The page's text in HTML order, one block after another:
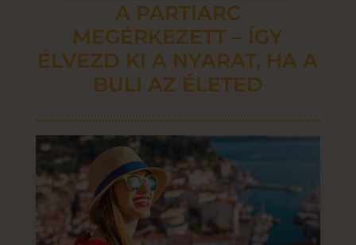
A PARTIARC
MEGÉRKEZETT – ÍGY
ÉLVEZD KI A NYARAT, HA A
BULI AZ ÉLETED